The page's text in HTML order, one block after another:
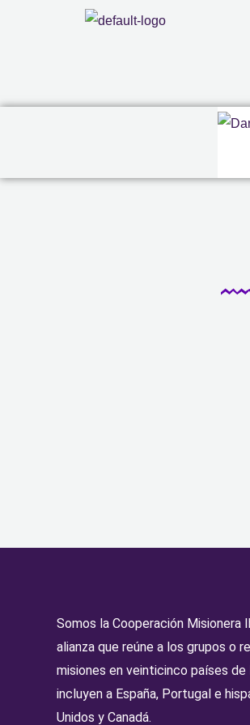
Somos la Cooperación Misionera
alianza que reúne a los grupos o
misiones en veinticinco países de
incluyen a España, Portugal e
Unidos y Canadá.